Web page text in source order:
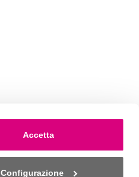
Accetta
Configurazione